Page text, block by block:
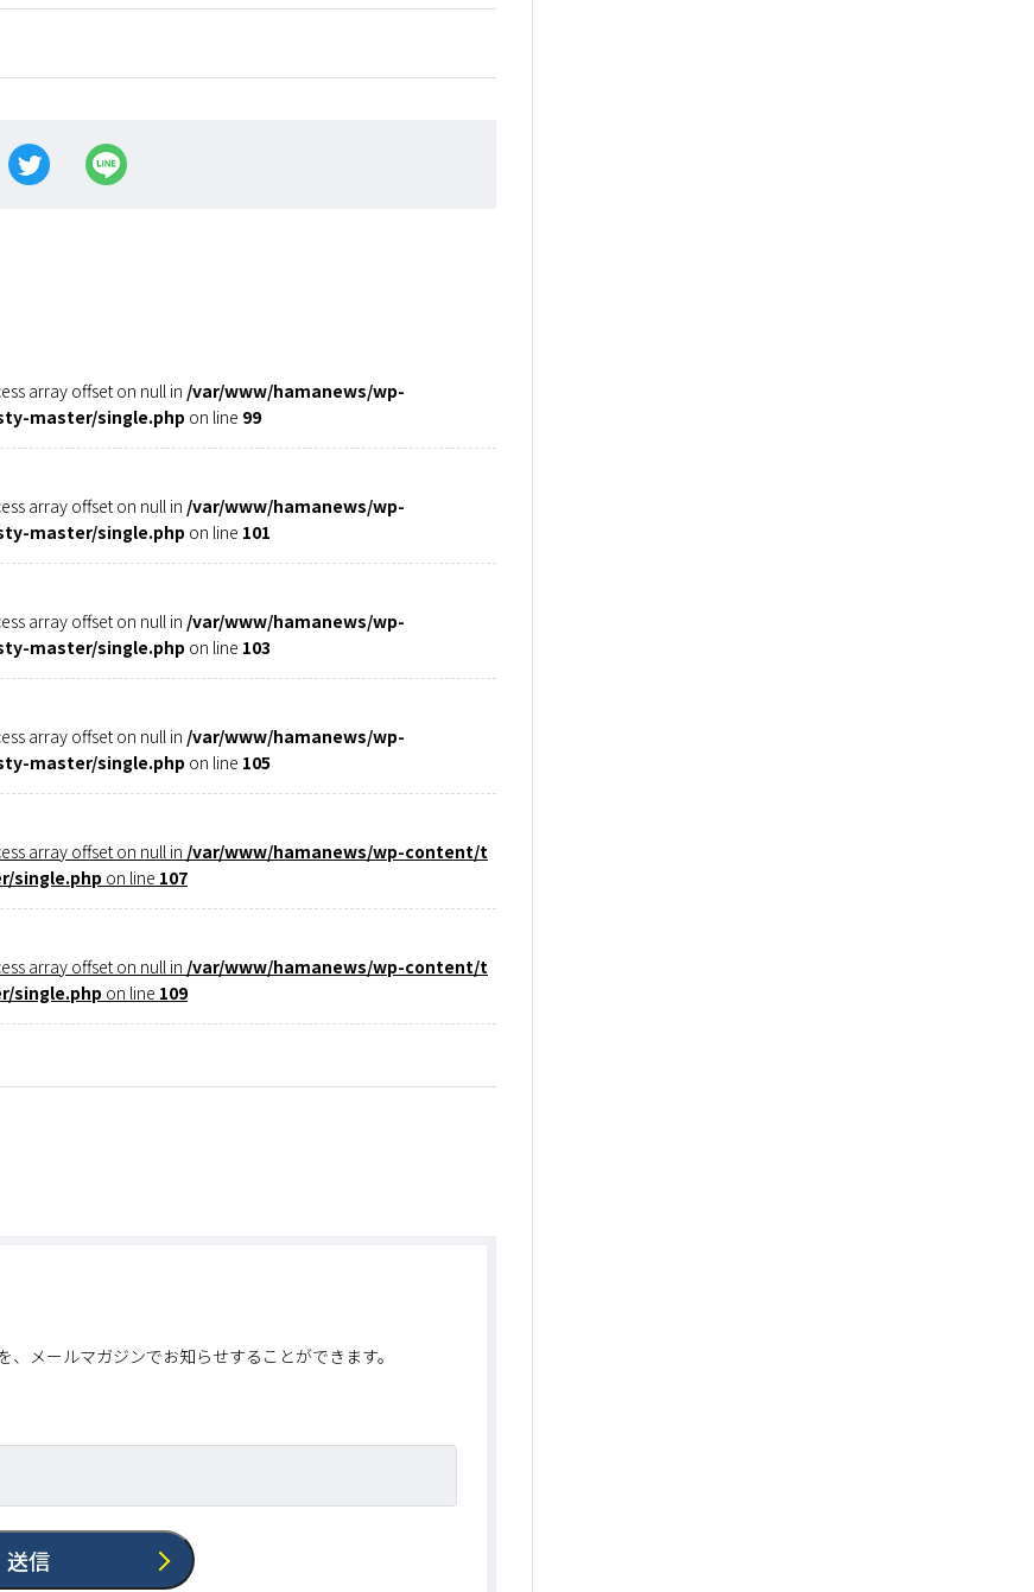
array offset on null in /var/www/hamanews/wp-
master/single.php on line 99
array offset on null in /var/www/hamanews/wp-
master/single.php on line 101
array offset on null in /var/www/hamanews/wp-
master/single.php on line 103
array offset on null in /var/www/hamanews/wp-
master/single.php on line 105
array offset on null in /var/www/hamanews/wp-content/t
single.php on line 107
array offset on null in /var/www/hamanews/wp-content/t
single.php on line 109
メールマガジンでお知らせすることができます。